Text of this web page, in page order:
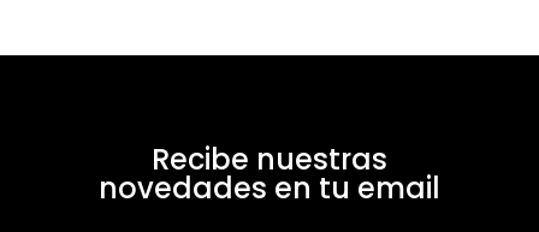
Recibe nuestras
novedades en tu email